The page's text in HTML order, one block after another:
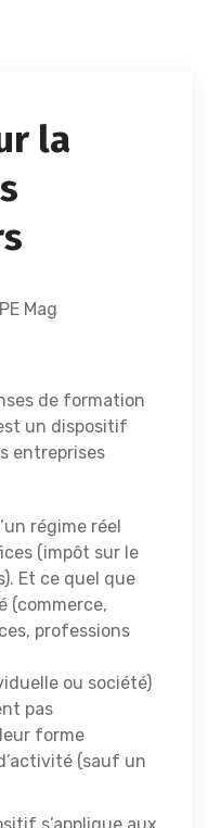
la
Mag
de formation
un dispositif
entreprises
régime réel
(impôt sur le
Et ce quel que
(commerce,
professions
ou société)
pas
forme
(sauf un